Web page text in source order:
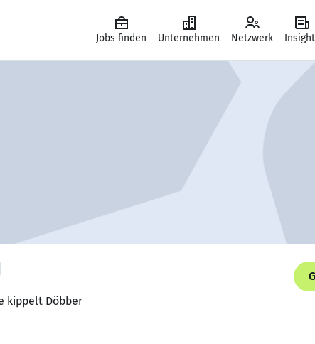
Jobs finden Unternehmen Netzwerk
kippelt Döbber